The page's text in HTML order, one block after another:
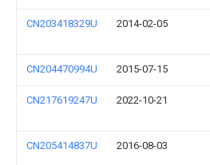
CN203418329U 2014-02-05
CN204470994U 2015-07-15
CN217619247U 2022-10-21
CN205414837U 2016-08-03